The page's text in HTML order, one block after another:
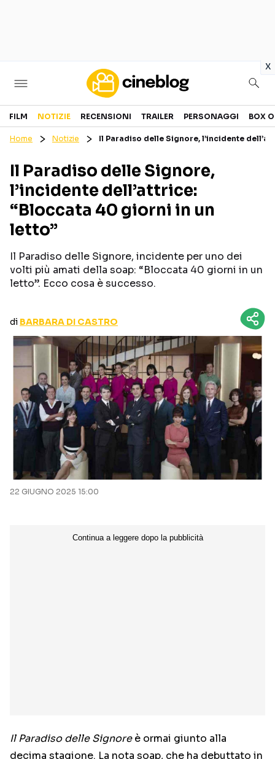
x
Cinema
GENERI
PERSONAGGI
CANALI STREAMING
Categorie
NOTIZIE
CURIOSITÀ
TRAILER
BOX OFFICE
Seguici sui social
FILM NOTIZIE RECENSIONI TRAILER PERSONAGGI BOX
Home Notizie Il Paradiso delle Signore, l’incidente
Il Paradiso delle Signore,
l’incidente dell’attrice:
“Bloccata 40 giorni in un
letto”
Il Paradiso delle Signore, incidente per uno dei
volti più amati della soap: “Bloccata 40 giorni in un
letto”. Ecco cosa è successo.
di BARBARA DI CASTRO
22 GIUGNO 2025 15:00
Il Paradiso delle Signoreè ormai giunto alla
decima stagione. La nota soap, che ha debuttato in